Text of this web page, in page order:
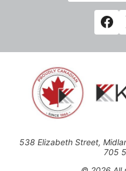
538 Elizabeth Street,
705